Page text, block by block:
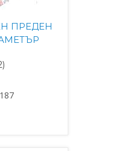
ПРЕДЕН